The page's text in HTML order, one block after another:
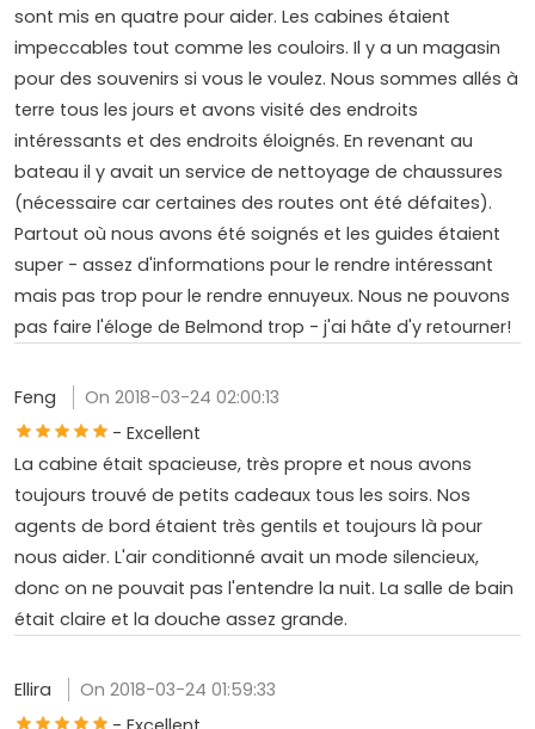
sont mis en quatre pour aider. Les cabines étaient
impeccables tout comme les couloirs. Il y a un magasin
pour des souvenirs si vous le voulez. Nous sommes allés à
terre tous les jours et avons visité des endroits
intéressants et des endroits éloignés. En revenant au
bateau il y avait un service de nettoyage de chaussures
(nécessaire car certaines des routes ont été défaites).
Partout où nous avons été soignés et les guides étaient
super - assez d'informations pour le rendre intéressant
mais pas trop pour le rendre ennuyeux. Nous ne pouvons
pas faire l'éloge de Belmond trop - j'ai hâte d'y retourner!
Feng
On 2018-03-24 02:00:13
- Excellent
La cabine était spacieuse, très propre et nous avons
toujours trouvé de petits cadeaux tous les soirs. Nos
agents de bord étaient très gentils et toujours là pour
nous aider. L'air conditionné avait un mode silencieux,
donc on ne pouvait pas l'entendre la nuit. La salle de bain
était claire et la douche assez grande.
Ellira
On 2018-03-24 01:59:33